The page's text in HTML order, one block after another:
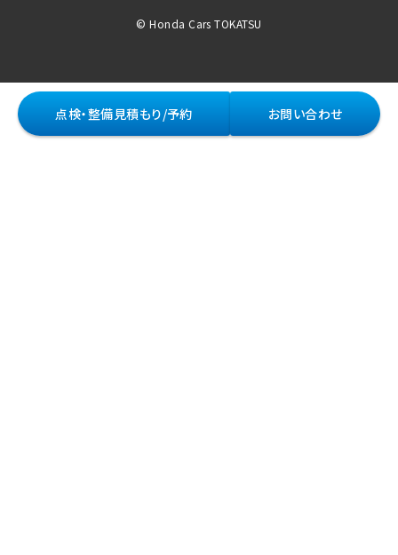
© Honda Cars TOKATSU
点検・整備見積もり/予約 お問い合わせ